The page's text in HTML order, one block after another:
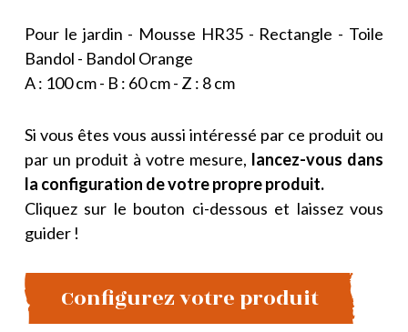
Pour le jardin - Mousse HR35 - Rectangle - Toile
Bandol - Bandol Orange
A : 100 cm - B : 60 cm - Z : 8 cm
Si vous êtes vous aussi intéressé par ce produit ou
par un produit à votre mesure, lancez-vous dans
la configuration de votre propre produit.
Cliquez sur le bouton ci-dessous et laissez vous
guider !
Configurez votre produit